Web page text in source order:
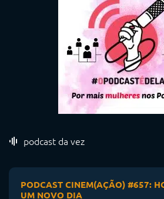
podcast da vez
PODCAST CINEM(AÇÃO) #657:
UM NOVO DIA